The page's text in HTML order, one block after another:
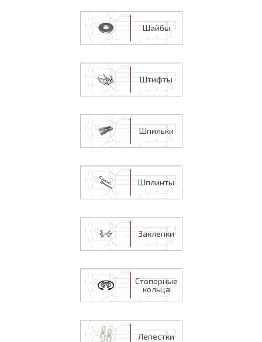
Шайбы
Штифты
Шпильки
Шплинты
Заклепки
Стопорные
кольца
Лепестки